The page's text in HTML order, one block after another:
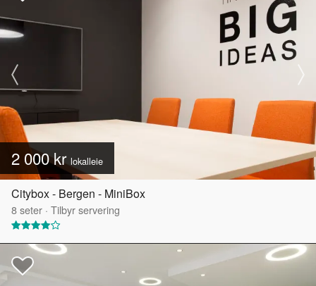
2 000 kr lokalleie
Citybox - Bergen - MiniBox
8seter · Tilbyr servering